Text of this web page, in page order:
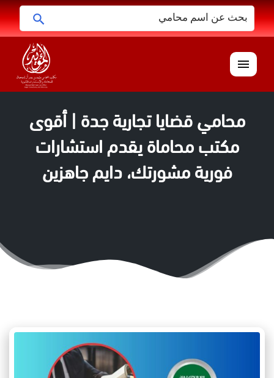
البحث
عن:
القائمة
محامي قضايا تجارية جدة | أقوى
مكتب محاماة يقدم استشارات
فورية مشورتك، دايم جاهزين